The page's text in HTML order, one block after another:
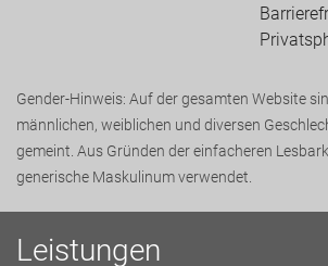
Gender-Hinweis: Auf der gesamten Website
männlichen, weiblichen und diversen
gemeint. Aus Gründen der einfacheren
generische Maskulinum verwendet.
Leistungen